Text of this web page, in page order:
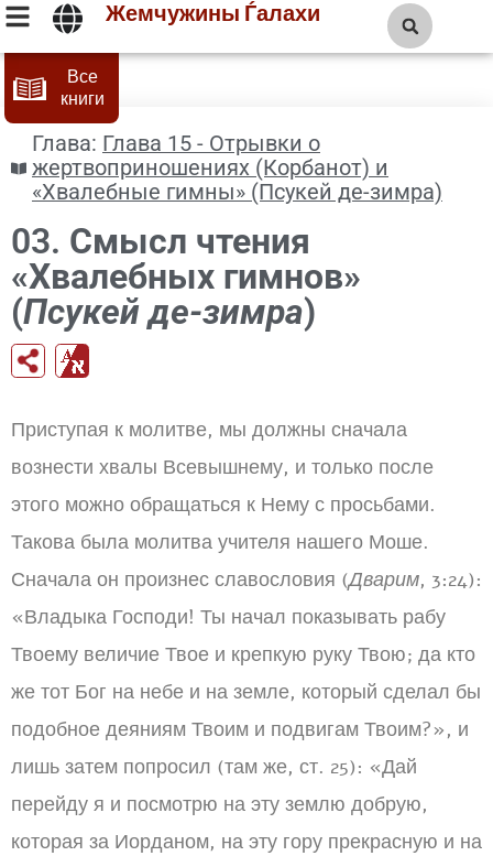
Жемчужины Ѓалахи
Все
книги
Глава: Глава 15 - Отрывки о
жертвоприношениях (Корбанот) и
«Хвалебные гимны» (Псукей де-зимра)
03. Смысл чтения
«Хвалебных гимнов»
(Псукей де-зимра)
Приступая к молитве, мы должны сначала
вознести хвалы Всевышнему, и только после
этого можно обращаться к Нему с просьбами.
Такова была молитва учителя нашего Моше.
Сначала он произнес славословия (Дварим, 3:24):
«Владыка Господи! Ты начал показывать рабу
Твоему величие Твое и крепкую руку Твою; да кто
же тот Бог на небе и на земле, который сделал бы
подобное деяниям Твоим и подвигам Твоим?», и
лишь затем попросил (там же, ст. 25): «Дай
перейду я и посмотрю на эту землю добрую,
которая за Иорданом, на эту гору прекрасную и на